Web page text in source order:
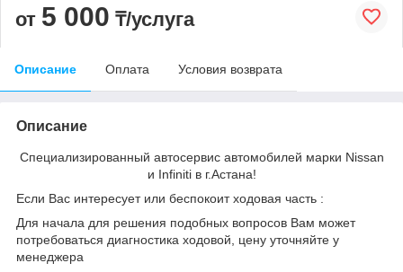
от 5 000 ₸/услуга
Описание Оплата Условия возврата
Описание
Специализированный автосервис автомобилей марки Nissan
и Infiniti в г.Астана!
Если Вас интересует или беспокоит ходовая часть :
Для начала для решения подобных вопросов Вам может
потребоваться диагностика ходовой, цену уточняйте у
менеджера